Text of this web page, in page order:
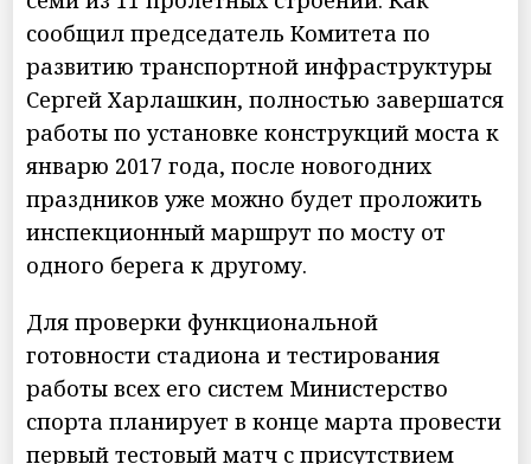
сообщил председатель Комитета по
развитию транспортной инфраструктуры
Сергей Харлашкин, полностью завершатся
работы по установке конструкций моста к
январю 2017 года, после новогодних
праздников уже можно будет проложить
инспекционный маршрут по мосту от
одного берега к другому.
Для проверки функциональной
готовности стадиона и тестирования
работы всех его систем Министерство
спорта планирует в конце марта провести
первый тестовый матч с присутствием